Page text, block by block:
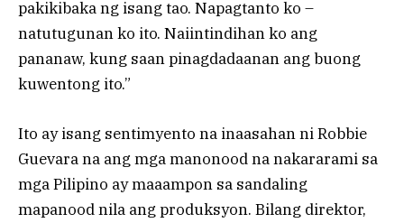
pakikibaka ng isang tao. Napagtanto ko –
natutugunan ko ito. Naiintindihan ko ang
pananaw, kung saan pinagdadaanan ang buong
kuwentong ito.”
Ito ay isang sentimyento na inaasahan ni Robbie
Guevara na ang mga manonood na nakararami sa
mga Pilipino ay maaampon sa sandaling
mapanood nila ang produksyon. Bilang direktor,